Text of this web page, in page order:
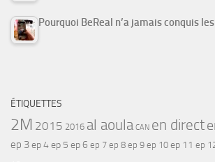
Pourquoi BeReal n’a jamais conquis
ÉTIQUETTES
2M 2015 2016 al aoula CAN en direct
ep 3ep 4ep 5 ep 6 ep 7 ep 8 ep 9 ep 10 ep 11 ep